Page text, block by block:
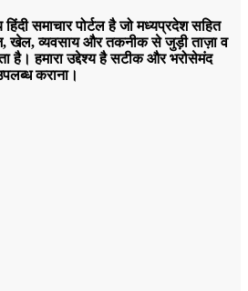
समाचार पोर्टल है जो मध्यप्रदेश सहित
खेल, व्यवसाय और तकनीक से जुड़ी ताज़ा व
है। हमारा उद्देश्य है सटीक और भरोसेमंद
कराना।